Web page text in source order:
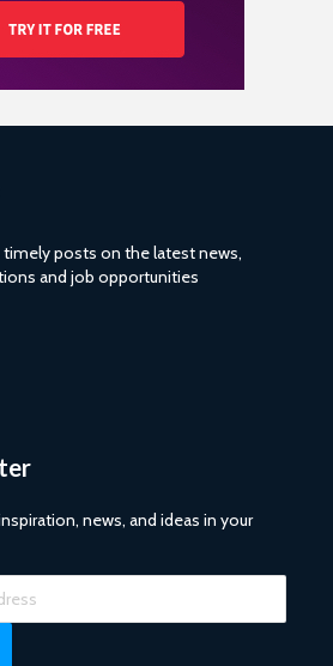
posts on the latest news,
and job opportunities
news, and ideas in your